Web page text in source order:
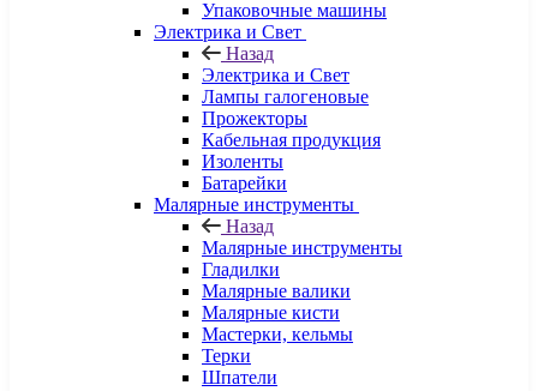
Упаковочные машины
Электрика и Свет
Назад
Электрика и Свет
Лампы галогеновые
Прожекторы
Кабельная продукция
Изоленты
Батарейки
Малярные инструменты
Назад
Малярные инструменты
Гладилки
Малярные валики
Малярные кисти
Мастерки, кельмы
Терки
Шпатели